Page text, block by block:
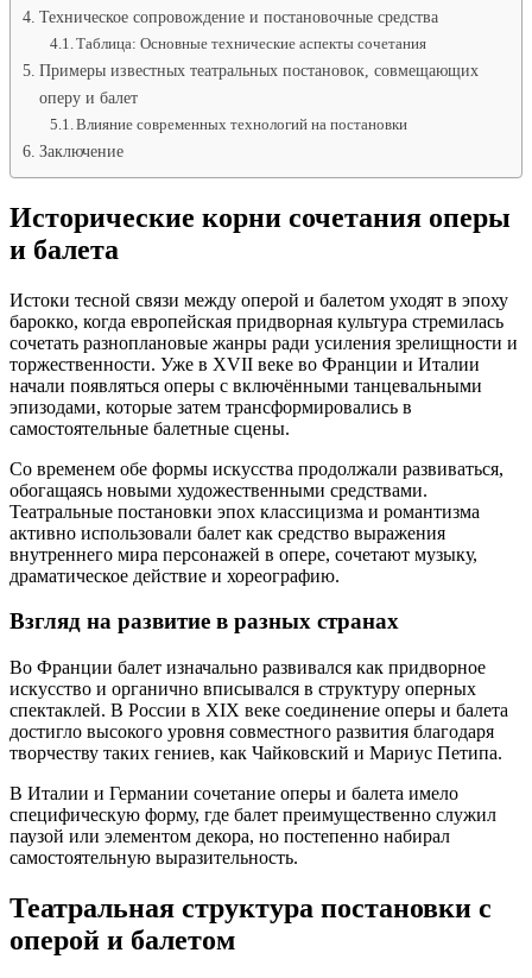
Техническое сопровождение и постановочные средства
Таблица: Основные технические аспекты сочетания
Примеры известных театральных постановок, совмещающих
оперу и балет
Влияние современных технологий на постановки
Заключение
Исторические корни сочетания оперы
и балета
Истоки тесной связи между оперой и балетом уходят в эпоху
барокко, когда европейская придворная культура стремилась
сочетать разноплановые жанры ради усиления зрелищности и
торжественности. Уже в XVII веке во Франции и Италии
начали появляться оперы с включёнными танцевальными
эпизодами, которые затем трансформировались в
самостоятельные балетные сцены.
Со временем обе формы искусства продолжали развиваться,
обогащаясь новыми художественными средствами.
Театральные постановки эпох классицизма и романтизма
активно использовали балет как средство выражения
внутреннего мира персонажей в опере, сочетают музыку,
драматическое действие и хореографию.
Взгляд на развитие в разных странах
Во Франции балет изначально развивался как придворное
искусство и органично вписывался в структуру оперных
спектаклей. В России в XIX веке соединение оперы и балета
достигло высокого уровня совместного развития благодаря
творчеству таких гениев, как Чайковский и Мариус Петипа.
В Италии и Германии сочетание оперы и балета имело
специфическую форму, где балет преимущественно служил
паузой или элементом декора, но постепенно набирал
самостоятельную выразительность.
Театральная структура постановки с
оперой и балетом